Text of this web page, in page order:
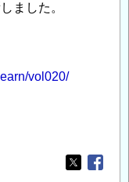
ました。
vol020/
Opens in